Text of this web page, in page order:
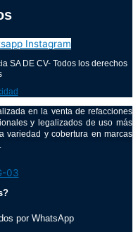
Instagram
SA DE CV- Todos los derechos
en la venta de refacciones
y legalizados de uso más
variedad y cobertura en marcas
por WhatsApp